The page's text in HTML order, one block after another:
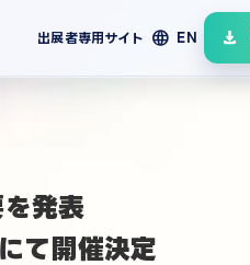
出展者専用サイト language EN
発表
て開催決定